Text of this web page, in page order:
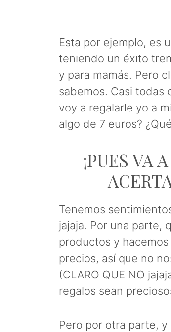
Esta por ejemplo, es
teniendo un éxito
y para mamás. Pero
sabemos. Casi todas
voy a regalarle yo a
algo de 7 euros?
¡PUES VA
Tenemos
jajaja. Por una parte,
productos y
precios, así que no
(CLARO QUE NO
regalos sean
Pero por otra parte,